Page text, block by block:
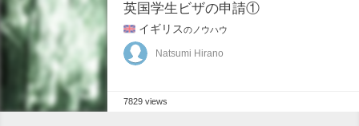
英国学生ビザの申請①
イギリスのノウハウ
Natsumi Hirano
7829 views